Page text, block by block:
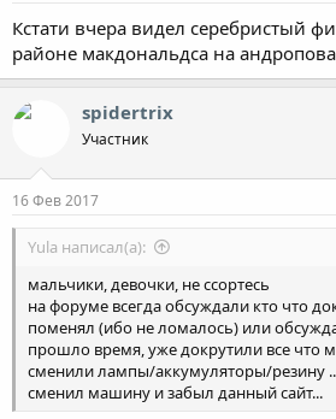
Кстати вчера видел серебристый
районе макдональдса на
spidertrix
Участник
16 Фев 2017
Yula написал(а):
мальчики, девочки, не ссортесь
на форуме всегда обсуждали кто что
поменял (ибо не ломалось) или
прошло время, уже докрутили все что
сменили лампы/аккумуляторы/резину
сменил машину и забыл данный сайт...